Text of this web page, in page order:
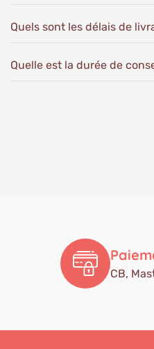
Quels sont les délais de
Quelle est la durée de
CB,